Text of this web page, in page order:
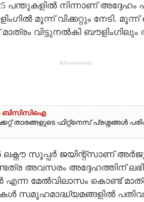
പന്തുകളിൽ നിന്നാണ്
മൂന്ന് വിക്കറ്റും നേടി.
വിട്ടുനൽകി ബൗളിംഗിലും
Advertisement
ബിസിസിഐ
താരങ്ങളുടെ ഫിറ്റ്നെസ് പ്രശ്നങ്ങൾ
സൂപ്പർ ജയിന്റ്സാണ്
അവസരം അദ്ദേഹത്തിന്
എന്ന മേൽവിലാസം കൊണ്ട്
സമൂഹമാദ്ധ്യമങ്ങളിൽ